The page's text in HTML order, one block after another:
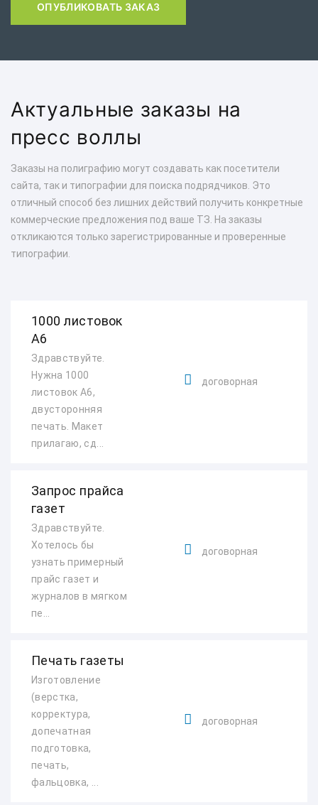
ОПУБЛИКОВАТЬ ЗАКАЗ
Актуальные заказы на
пресс воллы
Заказы на полиграфию могут создавать как посетители
сайта, так и типографии для поиска подрядчиков. Это
отличный способ без лишних действий получить конкретные
коммерческие предложения под ваше ТЗ. На заказы
откликаются только зарегистрированные и проверенные
типографии.
1000 листовок
А6
Здравствуйте.
Нужна 1000
листовок А6,
двусторонняя
печать. Макет
прилагаю, сд...
договорная
Запрос прайса
газет
Здравствуйте.
Хотелось бы
узнать примерный
прайс газет и
журналов в мягком
пе...
договорная
Печать газеты
Изготовление
(верстка,
корректура,
допечатная
подготовка,
печать,
фальцовка, ...
договорная